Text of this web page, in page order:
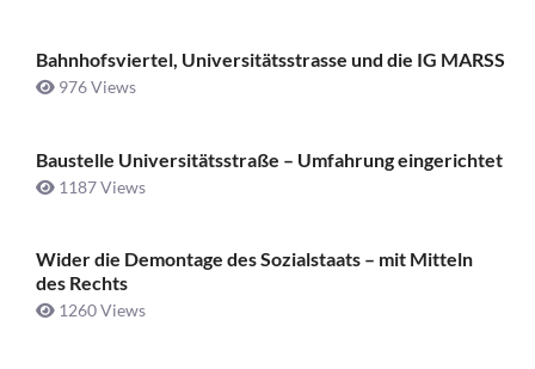
Bahnhofsviertel, Universitätsstrasse und die IG MARSS
976 Views
Baustelle Universitätsstraße ­– Umfahrung eingerichtet
1187 Views
Wider die Demontage des Sozialstaats – mit Mitteln
des Rechts
1260 Views